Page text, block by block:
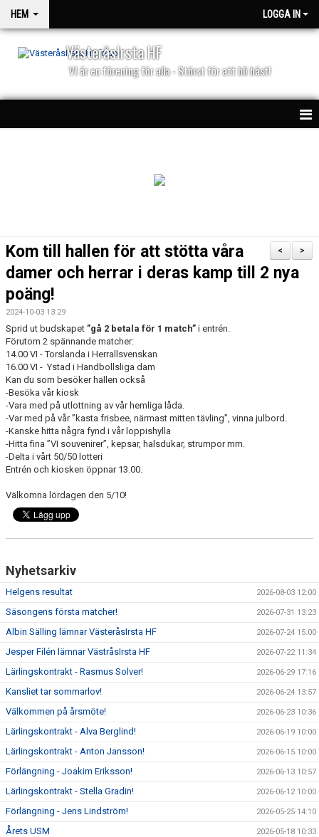
HEM LOGGA IN
VästeråsIrsta HF
VI är en förening för alla - Störst för att bli bäst!
MATCHER
>
<
Kom till hallen för att stötta våra
damer och herrar i deras kamp till 2 nya
poäng!
2024-10-03 13:29
Sprid ut budskapet ”gå 2 betala för 1 match” i entrén.
Förutom 2 spännande matcher:
14.00 VI - Torslanda i Herrallsvenskan
16.00 VI - Ystad i Handbollsliga dam
Kan du som besöker hallen också
-Besöka vår kiosk
-Vara med på utlottning av vår hemliga låda.
-Var med på vår ”kasta frisbee, närmast mitten tävling”, vinna julbord.
-Kanske hitta några fynd i vår loppishylla
-Hitta fina ”VI souvenirer”, kepsar, halsdukar, strumpor mm.
-Delta i vårt 50/50 lotteri
Entrén och kiosken öppnar 13.00.
Välkomna lördagen den 5/10!
Nyhetsarkiv
Helgens resultat 2026-08-03 12:00
Säsongens första matcher! 2026-07-31 13:23
Albin Sälling lämnar VästeråsIrsta HF 2026-07-24 15:00
Jesper Filén lämnar VästråsIrsta HF 2026-07-22 11:34
Lärlingskontrakt - Rasmus Solver! 2026-06-29 17:16
Kansliet tar sommarlov! 2026-06-24 13:57
Välkommen på årsmöte! 2026-06-23 10:36
Lärlingskontrakt - Alva Berglind! 2026-06-19 10:00
Lärlingskontrakt - Anton Jansson! 2026-06-15 10:00
Förlängning - Joakim Eriksson! 2026-06-13 10:57
Lärlingskontrakt - Stella Gradin! 2026-06-12 10:00
Förlängning - Jens Lindström! 2026-05-25 14:10
Årets USM 2026-05-18 10:33